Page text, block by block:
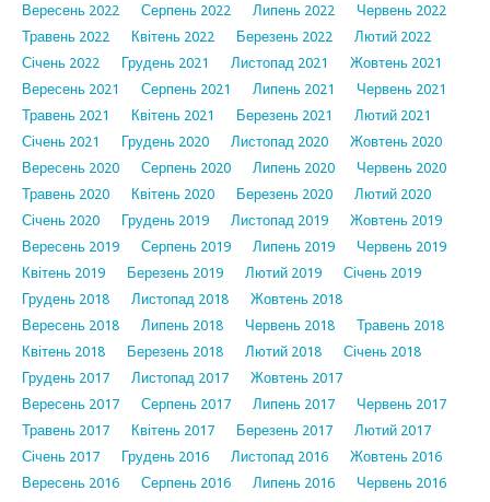
Вересень 2022
Серпень 2022 Липень 2022
Червень 2022
Травень 2022
Квітень 2022 Березень 2022
Лютий 2022
Січень 2022
Грудень 2021 Листопад 2021
Жовтень 2021
Вересень 2021
Серпень 2021 Липень 2021
Червень 2021
Травень 2021
Квітень 2021 Березень 2021
Лютий 2021
Січень 2021
Грудень 2020 Листопад 2020
Жовтень 2020
Вересень 2020
Серпень 2020 Липень 2020
Червень 2020
Травень 2020
Квітень 2020 Березень 2020
Лютий 2020
Січень 2020
Грудень 2019 Листопад 2019
Жовтень 2019
Вересень 2019
Серпень 2019 Липень 2019
Червень 2019
Квітень 2019
Березень 2019 Лютий 2019
Січень 2019
Грудень 2018
Листопад 2018
Жовтень 2018
Вересень 2018
Липень 2018 Червень 2018
Травень 2018
Квітень 2018
Березень 2018 Лютий 2018
Січень 2018
Грудень 2017
Листопад 2017
Жовтень 2017
Вересень 2017
Серпень 2017 Липень 2017
Червень 2017
Травень 2017
Квітень 2017 Березень 2017
Лютий 2017
Січень 2017
Грудень 2016 Листопад 2016
Жовтень 2016
Вересень 2016
Серпень 2016 Липень 2016
Червень 2016